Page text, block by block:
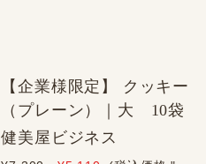
【企業様限定】 クッキー
（プレーン）｜大 10袋
健美屋ビジネス